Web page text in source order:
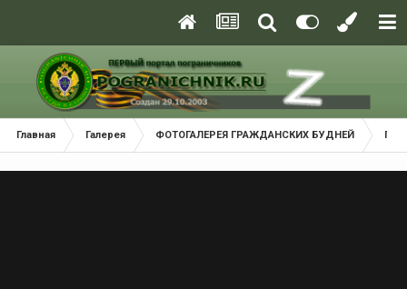
Главная Галерея ФОТОГАЛЕРЕЯ ГРАЖДАНСКИХ БУДНЕЙ